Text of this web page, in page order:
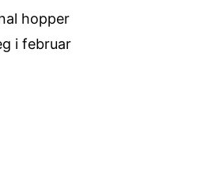
hopper
i februar